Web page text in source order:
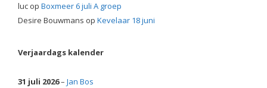
luc op Boxmeer 6 juli A groep
Desire Bouwmans op Kevelaar 18 juni
Verjaardags kalender
31 juli 2026– Jan Bos